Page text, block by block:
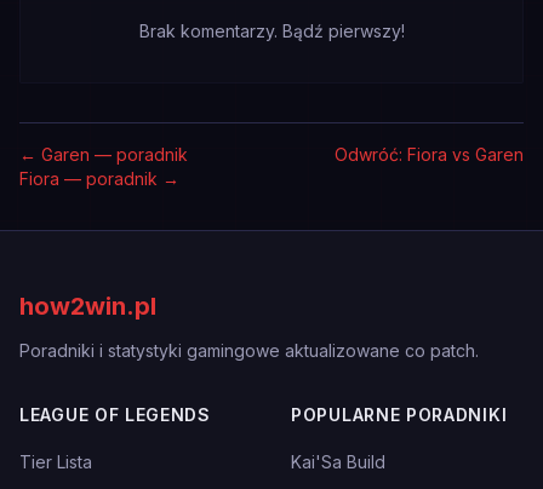
Brak komentarzy. Bądź pierwszy!
← Garen — poradnik
Odwróć: Fiora vs Garen
Fiora — poradnik →
how2win.pl
Poradniki i statystyki gamingowe aktualizowane co patch.
LEAGUE OF LEGENDS
Tier Lista
POPULARNE PORADNIKI
Kai'Sa Build